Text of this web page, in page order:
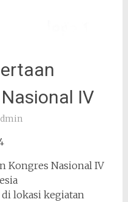
IV
Kongres Nasional IV
lokasi kegiatan